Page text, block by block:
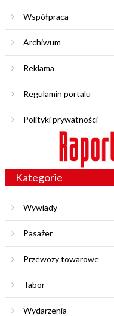
Współpraca
Archiwum
Reklama
Regulamin portalu
Polityki prywatności
Kategorie
Wywiady
Pasażer
Przewozy towarowe
Tabor
Wydarzenia